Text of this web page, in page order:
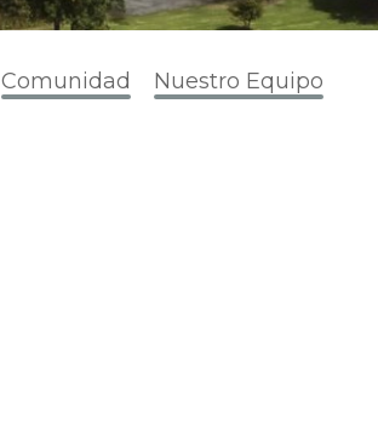
Comunidad Nuestro Equipo